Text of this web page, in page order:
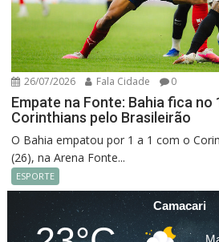
26/07/2026 Fala Cidade 0
Empate na Fonte: Bahia fica no
Corinthians pelo Brasileirão
O Bahia empatou por 1 a 1 com o
(26), na Arena Fonte...
ESPORTE
Camacari